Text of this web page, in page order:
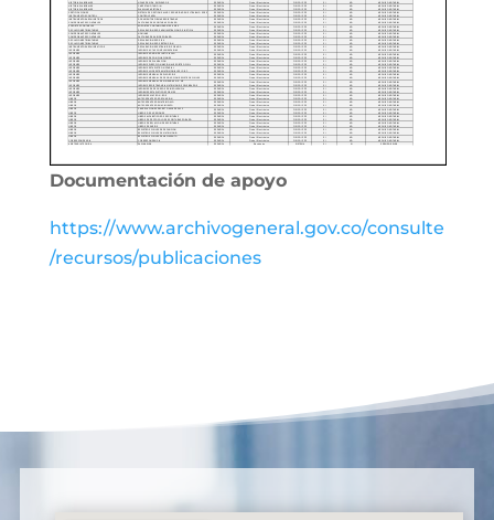
Documentación de apoyo
https://www.archivogeneral.gov.co/consulte
/recursos/publicaciones